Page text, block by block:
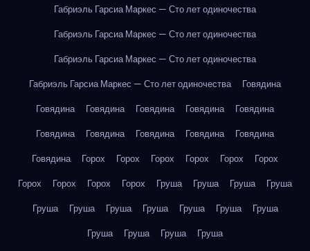
Габриэль Гарсиа Маркес — Сто лет одиночества
Габриэль Гарсиа Маркес — Сто лет одиночества
Габриэль Гарсиа Маркес — Сто лет одиночества
Габриэль Гарсиа Маркес — Сто лет одиночества
Говядина
Говядина
Говядина Говядина Говядина
Говядина
Говядина
Говядина Говядина Говядина
Говядина
Говядина
Горох Горох Горох Горох Горох
Горох
Горох
Горох Горох Горох Груша Груша Груша
Груша
Груша
Груша Груша Груша Груша Груша
Груша
Груша
Груша Груша
Груша